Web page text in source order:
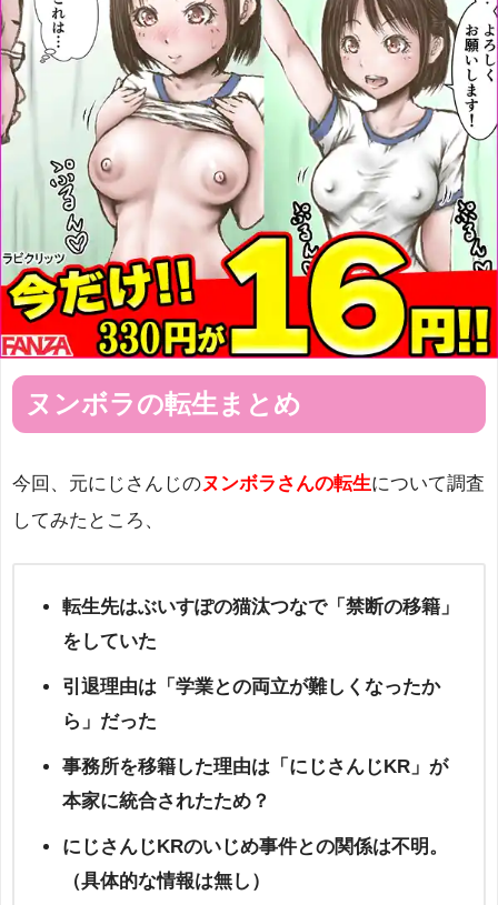
ヌンボラの転生まとめ
今回、元にじさんじのヌンボラさんの転生について調査
してみたところ、
転生先はぶいすぽの猫汰つなで「禁断の移籍」
をしていた
引退理由は「学業との両立が難しくなったか
ら」だった
事務所を移籍した理由は「にじさんじKR」が
本家に統合されたため？
にじさんじKRのいじめ事件との関係は不明。
（具体的な情報は無し）